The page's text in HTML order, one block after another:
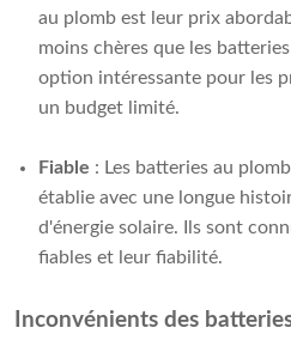
au plomb est leur prix
moins chères que les
option intéressante pour les
un budget limité.
Fiable : Les batteries au
établie avec une longue
d'énergie solaire. Ils sont
fiables et leur fiabilité.
Inconvénients des